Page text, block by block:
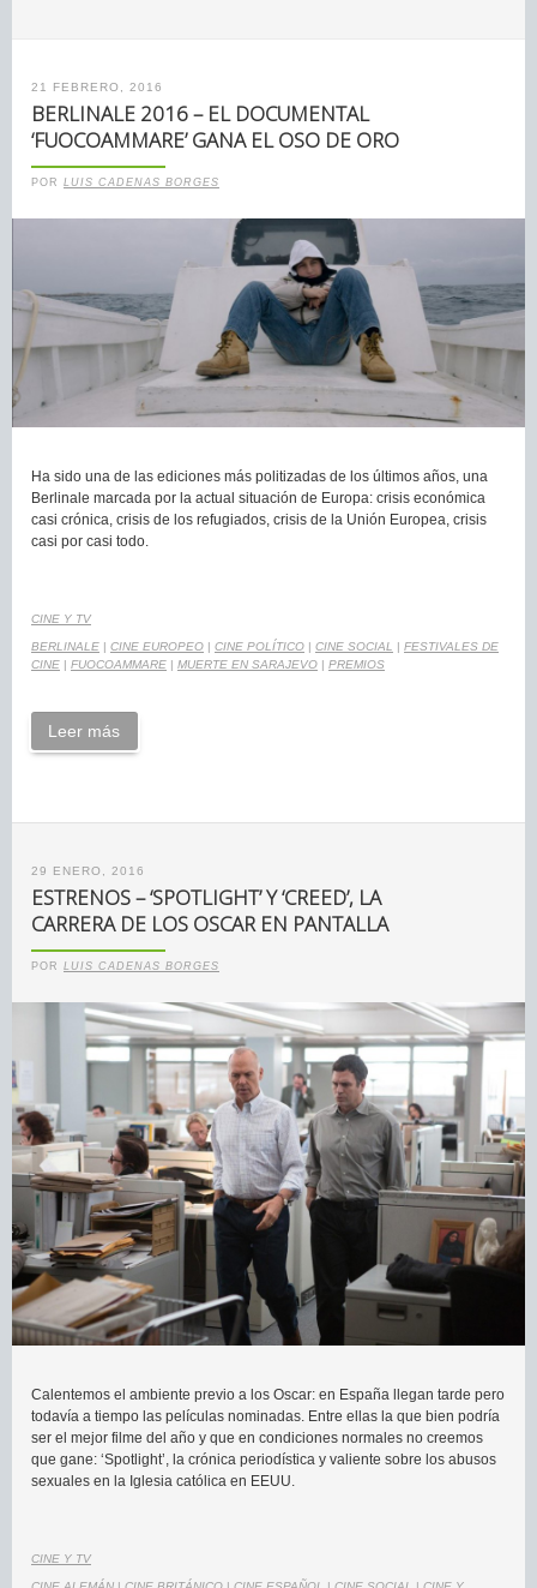
21 FEBRERO, 2016
BERLINALE 2016 – EL DOCUMENTAL
‘FUOCOAMMARE’ GANA EL OSO DE ORO
POR LUIS CADENAS BORGES
Ha sido una de las ediciones más politizadas de los últimos años, una
Berlinale marcada por la actual situación de Europa: crisis económica
casi crónica, crisis de los refugiados, crisis de la Unión Europea, crisis
casi por casi todo.
CINE Y TV
BERLINALE | CINE EUROPEO | CINE POLÍTICO | CINE SOCIAL | FESTIVALES DE
CINE | FUOCOAMMARE | MUERTE EN SARAJEVO | PREMIOS
Leer más
29 ENERO, 2016
ESTRENOS – ‘SPOTLIGHT’ Y ‘CREED’, LA
CARRERA DE LOS OSCAR EN PANTALLA
POR LUIS CADENAS BORGES
Calentemos el ambiente previo a los Oscar: en España llegan tarde pero
todavía a tiempo las películas nominadas. Entre ellas la que bien podría
ser el mejor filme del año y que en condiciones normales no creemos
que gane: ‘Spotlight’, la crónica periodística y valiente sobre los abusos
sexuales en la Iglesia católica en EEUU.
CINE Y TV